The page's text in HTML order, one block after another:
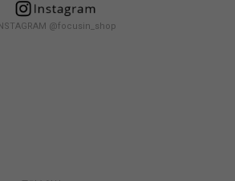
INSTAGRAM @focusin_shop